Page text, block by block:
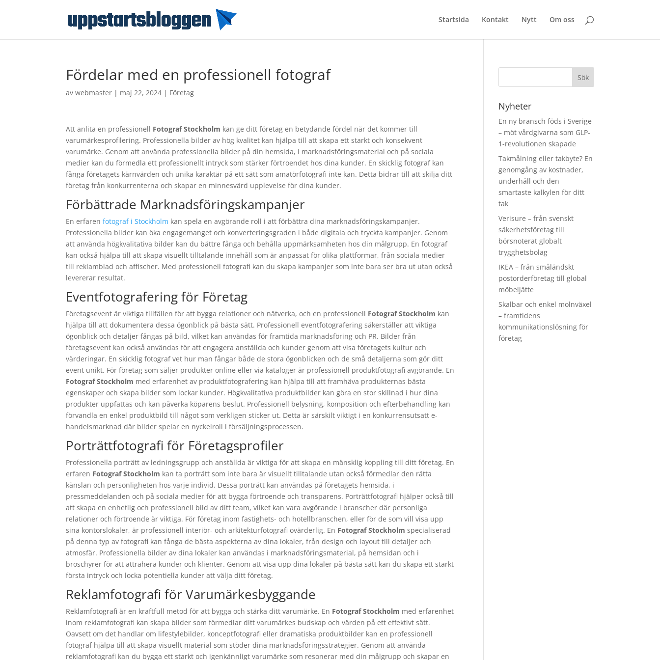
Startsida Kontakt Nytt Om oss
Fördelar med en professionell fotograf
avwebmaster | maj 22, 2024 | Företag
Att anlita en professionell Fotograf Stockholm kan ge ditt företag en betydande fördel när det kommer till
varumärkesprofilering. Professionella bilder av hög kvalitet kan hjälpa till att skapa ett starkt och konsekvent
varumärke. Genom att använda professionella bilder på din hemsida, i marknadsföringsmaterial och på sociala
medier kan du förmedla ett professionellt intryck som stärker förtroendet hos dina kunder. En skicklig fotograf kan
fånga företagets kärnvärden och unika karaktär på ett sätt som amatörfotografi inte kan. Detta bidrar till att skilja ditt
företag från konkurrenterna och skapar en minnesvärd upplevelse för dina kunder.
Förbättrade Marknadsföringskampanjer
En erfarenfotograf i Stockholm kan spela en avgörande roll i att förbättra dina marknadsföringskampanjer.
Professionella bilder kan öka engagemanget och konverteringsgraden i både digitala och tryckta kampanjer. Genom
att använda högkvalitativa bilder kan du bättre fånga och behålla uppmärksamheten hos din målgrupp. En fotograf
kan också hjälpa till att skapa visuellt tilltalande innehåll som är anpassat för olika plattformar, från sociala medier
till reklamblad och affischer. Med professionell fotografi kan du skapa kampanjer som inte bara ser bra ut utan också
levererar resultat.
Eventfotografering för Företag
Företagsevent är viktiga tillfällen för att bygga relationer och nätverka, och en professionell Fotograf Stockholm kan
hjälpa till att dokumentera dessa ögonblick på bästa sätt. Professionell eventfotografering säkerställer att viktiga
ögonblick och detaljer fångas på bild, vilket kan användas för framtida marknadsföring och PR. Bilder från
företagsevent kan också användas för att engagera anställda och kunder genom att visa företagets kultur och
värderingar. En skicklig fotograf vet hur man fångar både de stora ögonblicken och de små detaljerna som gör ditt
event unikt. För företag som säljer produkter online eller via kataloger är professionell produktfotografi avgörande. En
Fotograf Stockholm med erfarenhet av produktfotografering kan hjälpa till att framhäva produkternas bästa
egenskaper och skapa bilder som lockar kunder. Högkvalitativa produktbilder kan göra en stor skillnad i hur dina
produkter uppfattas och kan påverka köparens beslut. Professionell belysning, komposition och efterbehandling kan
förvandla en enkel produktbild till något som verkligen sticker ut. Detta är särskilt viktigt i en konkurrensutsatt e-
handelsmarknad där bilder spelar en nyckelroll i försäljningsprocessen.
Porträttfotografi för Företagsprofiler
Professionella porträtt av ledningsgrupp och anställda är viktiga för att skapa en mänsklig koppling till ditt företag. En
erfaren Fotograf Stockholm kan ta porträtt som inte bara är visuellt tilltalande utan också förmedlar den rätta
känslan och personligheten hos varje individ. Dessa porträtt kan användas på företagets hemsida, i
pressmeddelanden och på sociala medier för att bygga förtroende och transparens. Porträttfotografi hjälper också till
att skapa en enhetlig och professionell bild av ditt team, vilket kan vara avgörande i branscher där personliga
relationer och förtroende är viktiga. För företag inom fastighets- och hotellbranschen, eller för de som vill visa upp
sina kontorslokaler, är professionell interiör- och arkitekturfotografi ovärderlig. En Fotograf Stockholm specialiserad
på denna typ av fotografi kan fånga de bästa aspekterna av dina lokaler, från design och layout till detaljer och
atmosfär. Professionella bilder av dina lokaler kan användas i marknadsföringsmaterial, på hemsidan och i
broschyrer för att attrahera kunder och klienter. Genom att visa upp dina lokaler på bästa sätt kan du skapa ett starkt
första intryck och locka potentiella kunder att välja ditt företag.
Reklamfotografi för Varumärkesbyggande
Reklamfotografi är en kraftfull metod för att bygga och stärka ditt varumärke. En Fotograf Stockholm med erfarenhet
inom reklamfotografi kan skapa bilder som förmedlar ditt varumärkes budskap och värden på ett effektivt sätt.
Oavsett om det handlar om lifestylebilder, konceptfotografi eller dramatiska produktbilder kan en professionell
fotograf hjälpa till att skapa visuellt material som stöder dina marknadsföringsstrategier. Genom att använda
reklamfotografi kan du bygga ett starkt och igenkännligt varumärke som resonerar med din målgrupp och skapar en
Nyheter
En ny bransch föds i Sverige
– möt vårdgivarna som GLP-
1-revolutionen skapade
Takmålning eller takbyte? En
genomgång av kostnader,
underhåll och den
smartaste kalkylen för ditt
tak
Verisure – från svenskt
säkerhetsföretag till
börsnoterat globalt
trygghetsbolag
IKEA – från småländskt
postorderföretag till global
möbeljätte
Skalbar och enkel molnväxel
– framtidens
kommunikationslösning för
företag